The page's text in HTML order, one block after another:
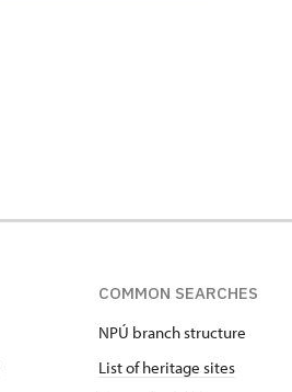
COMMON SEARCHES
NPÚ branch structure
List of heritage sites